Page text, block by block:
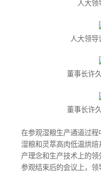
人大
人大领
董事长许
董事长许
在参观湿粮生产通道过
湿粮和灵萃高肉低温烘
产理念和生产技术上的领
参观结束后的会议上，